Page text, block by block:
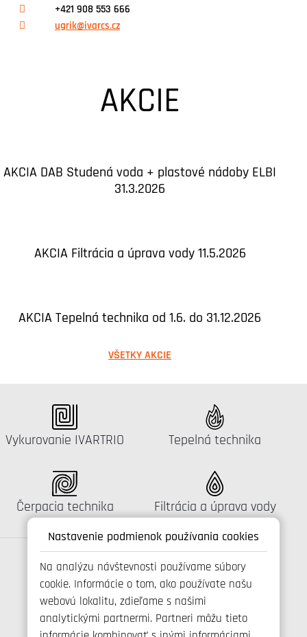
Nastavenie podmienok používania cookies
Na analýzu návštevnosti používame súbory
cookie. Informácie o tom, ako používate našu
webovú lokalitu, zdieľame s našimi
analytickými partnermi. Partneri môžu tieto
+421 908 553 666
ugrik@ivarcs.cz
AKCIE
AKCIA DAB Studená voda + plastové nádoby ELBI
31.3.2026
AKCIA Filtrácia a úprava vody 11.5.2026
AKCIA Tepelná technika od 1.6. do 31.12.2026
VŠETKY AKCIE
Katalógus:
Vykurovanie IVARTRIO Katalógus:
Tepelná technika
Katalógus:
Čerpacia technika Katalógus:
Filtrácia a úprava vody
Spojte se s námi